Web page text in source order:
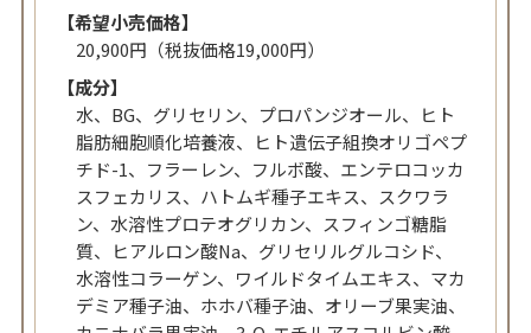
【希望小売価格】
20,900円（税抜価格19,000円）
【成分】
水、BG、グリセリン、プロパンジオール、ヒト
脂肪細胞順化培養液、ヒト遺伝子組換オリゴペプ
チド-1、フラーレン、フルボ酸、エンテロコッカ
スフェカリス、ハトムギ種子エキス、スクワラ
ン、水溶性プロテオグリカン、スフィンゴ糖脂
質、ヒアルロン酸Na、グリセリルグルコシド、
水溶性コラーゲン、ワイルドタイムエキス、マカ
デミア種子油、ホホバ種子油、オリーブ果実油、